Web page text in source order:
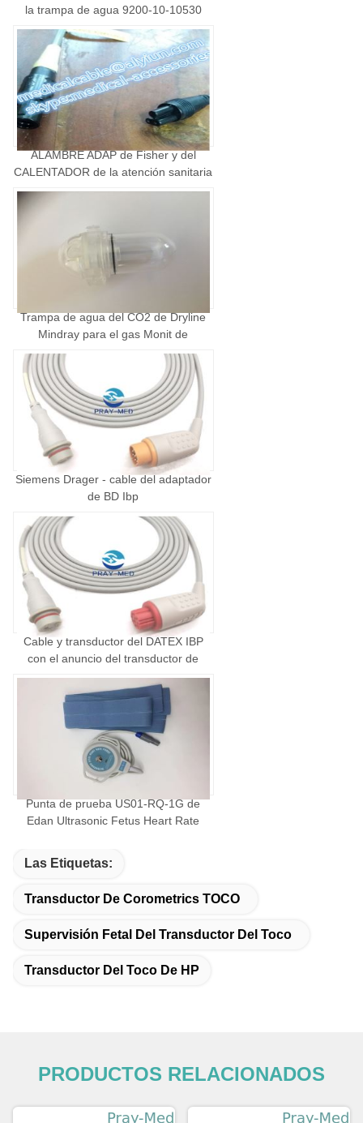
la trampa de agua 9200-10-10530
ALAMBRE ADAP de Fisher y del
CALENTADOR de la atención sanitaria
900MR901 de Paykel…
Trampa de agua del CO2 de Dryline
Mindray para el gas Monit de
Siemens Drager - cable del adaptador
de BD Ibp
Cable y transductor del DATEX IBP
con el anuncio del transductor de
BD…
Punta de prueba US01-RQ-1G de
Edan Ultrasonic Fetus Heart Rate
Las Etiquetas:
Transductor De Corometrics TOCO
Supervisión Fetal Del Transductor Del Toco
Transductor Del Toco De HP
PRODUCTOS RELACIONADOS